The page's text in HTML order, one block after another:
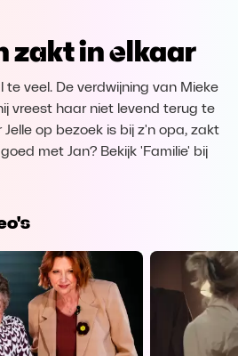
Download
Download
zakt in elkaar
veel. De verdwijning van Mieke
vreest haar niet levend terug te
Jelle op bezoek is bij z'n opa, zakt
met Jan? Bekijk 'Familie' bij